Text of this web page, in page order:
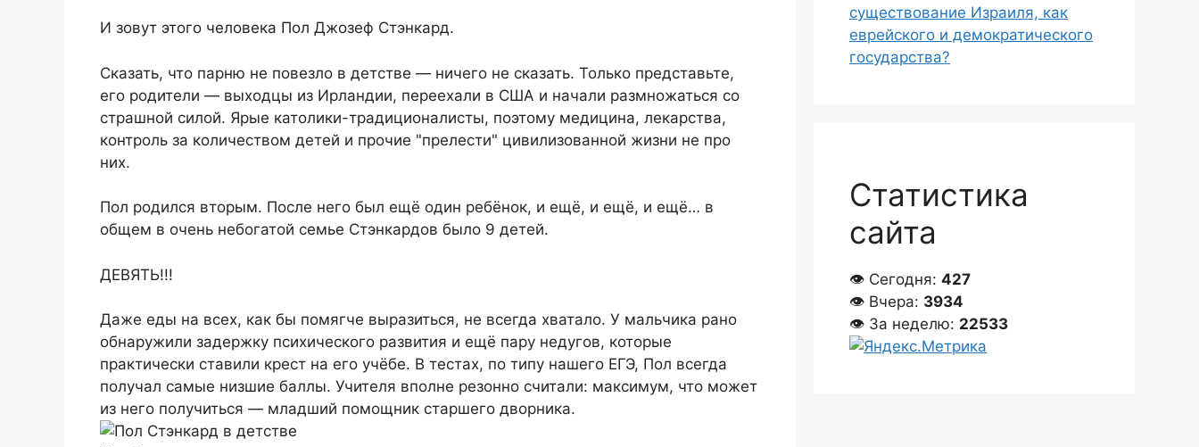
И зовут этого человека Пол Джозеф Стэнкард.
Сказать, что парню не повезло в детстве — ничего не сказать. Только представьте,
его родители — выходцы из Ирландии, переехали в США и начали размножаться со
страшной силой. Ярые католики-традиционалисты, поэтому медицина, лекарства,
контроль за количеством детей и прочие "прелести" цивилизованной жизни не про
них.
Пол родился вторым. После него был ещё один ребёнок, и ещё, и ещё, и ещё… в
общем в очень небогатой семье Стэнкардов было 9 детей.
ДЕВЯТЬ!!!
Даже еды на всех, как бы помягче выразиться, не всегда хватало. У мальчика рано
обнаружили задержку психического развития и ещё пару недугов, которые
практически ставили крест на его учёбе. В тестах, по типу нашего ЕГЭ, Пол всегда
получал самые низшие баллы. Учителя вполне резонно считали: максимум, что может
из него получиться — младший помощник старшего дворника.
существование Израиля, как
еврейского и демократического
государства?
Статистика
сайта
👁 Сегодня: 427
👁 Вчера: 3934
👁 За неделю: 22533